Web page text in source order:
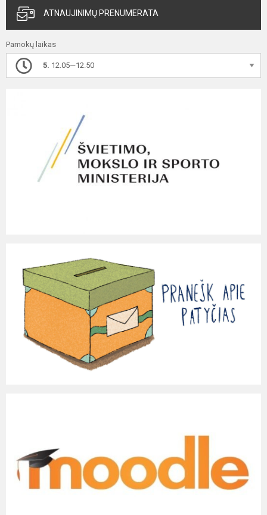
ATNAUJINIMŲ PRENUMERATA
Pamokų laikas
5. 12.05—12.50